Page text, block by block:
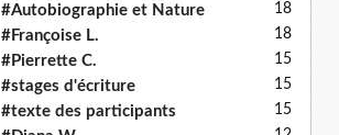
#Autobiographie et Nature 18
#Françoise L. 18
#Pierrette C. 15
#stages d'écriture 15
#texte des participants 15